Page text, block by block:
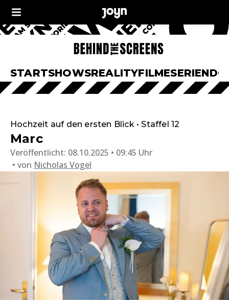
STARTSHOWSREALITYFILMESERIEN
Hochzeit auf den ersten Blick • Staffel 12
Marc
Veröffentlicht: 08.10.2025 • 09:45 Uhr
von Nicholas Vogel